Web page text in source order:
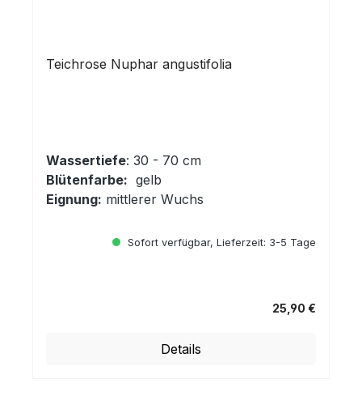
Teichrose Nuphar angustifolia
Wassertiefe: 30 - 70 cm
Blütenfarbe: gelb
Eignung: mittlerer Wuchs
Sofort verfügbar, Lieferzeit: 3-5 Tage
25,90 €
Details